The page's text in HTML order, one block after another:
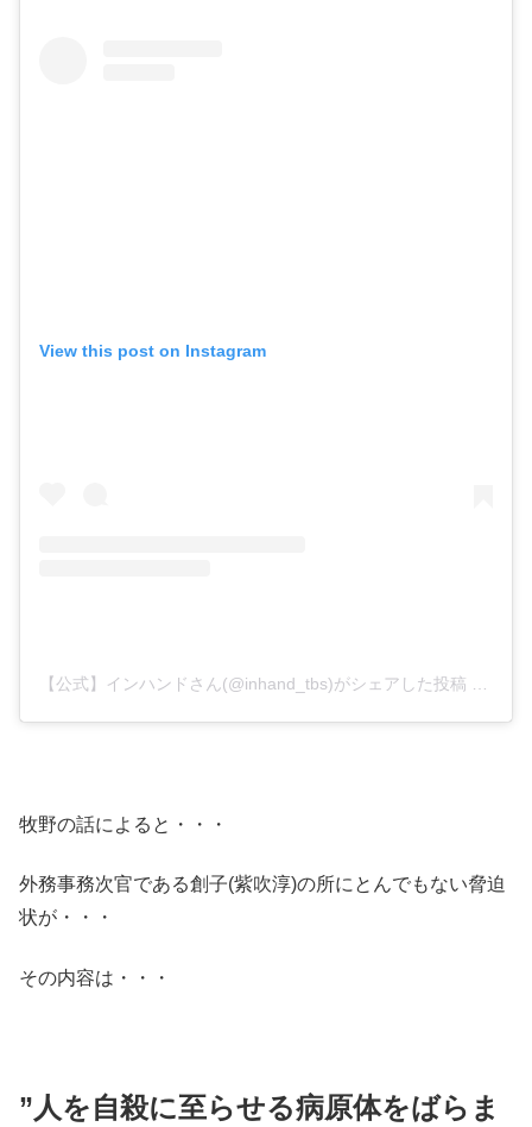
View this post on Instagram
【公式】インハンドさん(@inhand_tbs)がシェアした投稿
牧野の話によると・・・
外務事務次官である創子(紫吹淳)の所にとんでもない脅迫
状が・・・
その内容は・・・
”人を自殺に至らせる病原体をばらま